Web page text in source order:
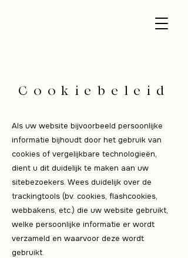
Cookiebeleid
Als uw website bijvoorbeeld persoonlijke
informatie bijhoudt door het gebruik van
cookies of vergelijkbare technologieën,
dient u dit duidelijk te maken aan uw
sitebezoekers. Wees duidelijk over de
trackingtools (bv. cookies, flashcookies,
webbakens, etc.) die uw website gebruikt,
welke persoonlijke informatie er wordt
verzameld en waarvoor deze wordt
gebruikt.